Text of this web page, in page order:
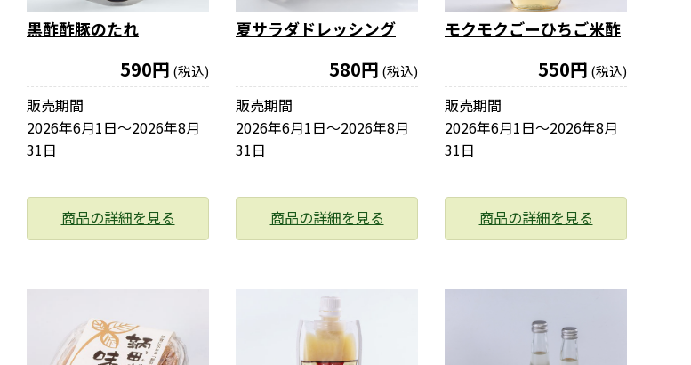
黒酢酢豚のたれ
590円 (税込)
販売期間
2026年6月1日〜2026年8月
31日
商品の詳細を見る
夏サラダドレッシング
580円 (税込)
販売期間
2026年6月1日〜2026年8月
31日
商品の詳細を見る
モクモクごーひちご米酢
550円 (税込)
販売期間
2026年6月1日〜2026年8月
31日
商品の詳細を見る